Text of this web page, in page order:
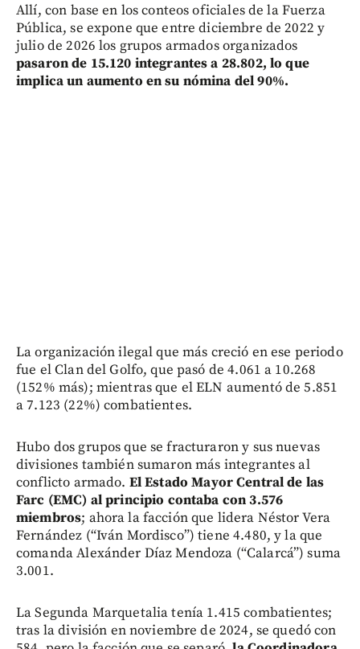
Allí, con base en los conteos oficiales de la Fuerza
Pública, se expone que entre diciembre de 2022 y
julio de 2026 los grupos armados organizados
pasaron de 15.120 integrantes a 28.802, lo que
implica un aumento en su nómina del 90%.
La organización ilegal que más creció en ese periodo
fue el Clan del Golfo, que pasó de 4.061 a 10.268
(152% más); mientras que el ELN aumentó de 5.851
a 7.123 (22%) combatientes.
Hubo dos grupos que se fracturaron y sus nuevas
divisiones también sumaron más integrantes al
conflicto armado. El Estado Mayor Central de las
Farc (EMC) al principio contaba con 3.576
miembros; ahora la facción que lidera Néstor Vera
Fernández (“Iván Mordisco”) tiene 4.480, y la que
comanda Alexánder Díaz Mendoza (“Calarcá”) suma
3.001.
La Segunda Marquetalia tenía 1.415 combatientes;
tras la división en noviembre de 2024, se quedó con